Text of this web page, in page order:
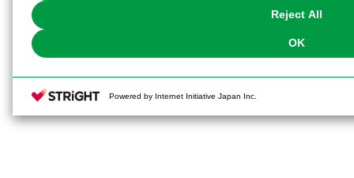
Reject All
OK
Powered by Internet Initiative Japan Inc.